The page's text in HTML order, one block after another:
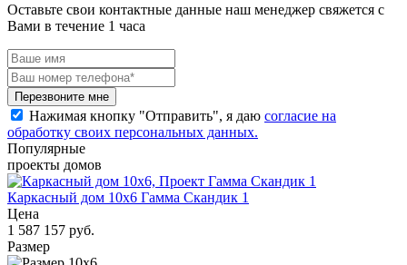
Оставьте свои контактные данные наш менеджер свяжется с
Вами в течение 1 часа
Перезвоните мне
Нажимая кнопку "Отправить", я даю согласие на
обработку своих персональных данных.
Популярные
проекты домов
Каркасный дом 10x6 Гамма Скандик 1
Цена
1 587 157 руб.
Размер